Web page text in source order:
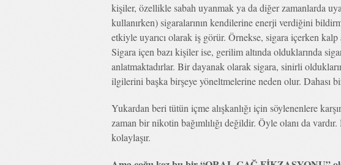
kişiler, özellikle sabah uyanmak ya da diğer zamanlarda
kullanırken) sigaralarının kendilerine enerji verdiğini
etkiyle uyarıcı olarak iş görür. Örnekse, sigara içerken kalp
Sigara içen bazı kişiler ise, gerilim altında olduklarında
anlatmaktadırlar. Bir dayanak olarak sigara, sinirli
ilgilerini başka birşeye yöneltmelerine neden olur. Dahası
Yukardan beri tütün içme alışkanlığı için söylenenlere
zaman bir nikotin bağımlılığı değildir. Öyle olanı da
kolaylaşır.